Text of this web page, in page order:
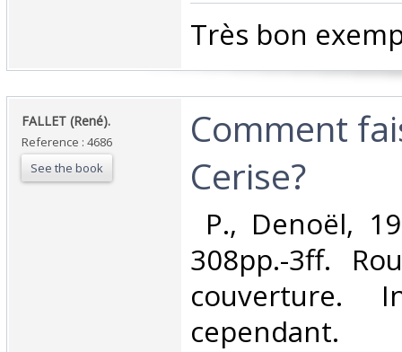
‎Très bon
‎FALLET (René).‎
Reference : 4686
See the book
‎Comment
Cerise?‎
P., Denoël,
308pp.-3ff.
couverture.
cependant. ‎